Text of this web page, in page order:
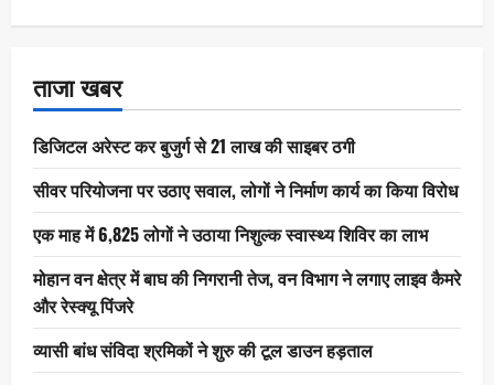
ताजा खबर
डिजिटल अरेस्ट कर बुजुर्ग से 21 लाख की साइबर ठगी
सीवर परियोजना पर उठाए सवाल, लोगों ने निर्माण कार्य का किया विरोध
एक माह में 6,825 लोगों ने उठाया निशुल्क स्वास्थ्य शिविर का लाभ
मोहान वन क्षेत्र में बाघ की निगरानी तेज, वन विभाग ने लगाए लाइव कैमरे
और रेस्क्यू पिंजरे
व्यासी बांध संविदा श्रमिकों ने शुरु की टूल डाउन हड़ताल